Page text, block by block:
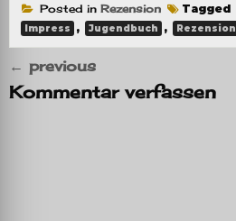
Posted in Rezension Tagged
Impress , Jugendbuch , Rezension
← previous
Kommentar verfassen